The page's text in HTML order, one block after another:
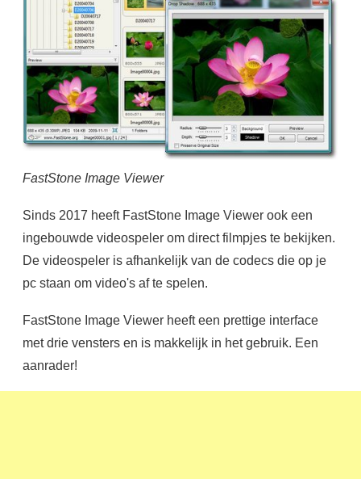
FastStone Image Viewer
Sinds 2017 heeft FastStone Image Viewer ook een
ingebouwde videospeler om direct filmpjes te bekijken.
De videospeler is afhankelijk van de codecs die op je
pc staan om video's af te spelen.
FastStone Image Viewer heeft een prettige interface
met drie vensters en is makkelijk in het gebruik. Een
aanrader!